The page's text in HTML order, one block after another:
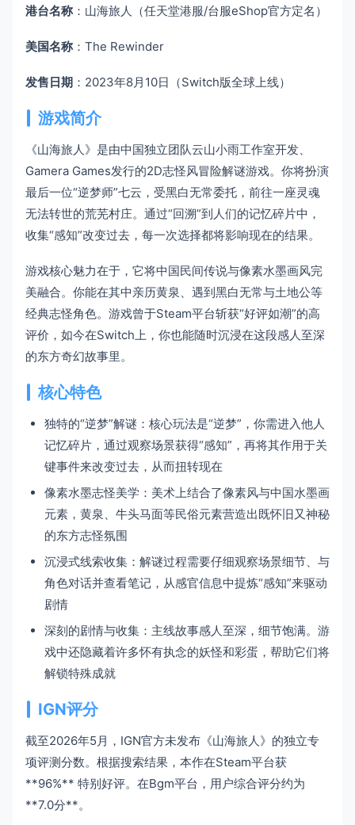
港台名称：山海旅人（任天堂港服/台服eShop官方定名）
美国名称：The Rewinder
发售日期 ：2023年8月10日（Switch版全球上线）
游戏简介
《山海旅人》是由中国独立团队云山小雨工作室开发、
Gamera Games发行的2D志怪风冒险解谜游戏。你将扮演
最后一位“逆梦师”七云，受黑白无常委托，前往一座灵魂
无法转世的荒芜村庄。通过“回溯”到人们的记忆碎片中，
收集“感知”改变过去，每一次选择都将影响现在的结果。
游戏核心魅力在于，它将中国民间传说与像素水墨画风完
美融合。你能在其中亲历黄泉、遇到黑白无常与土地公等
经典志怪角色。游戏曾于Steam平台斩获“好评如潮”的高
评价，如今在Switch上，你也能随时沉浸在这段感人至深
的东方奇幻故事里。
核心特色
独特的“逆梦”解谜：核心玩法是“逆梦”，你需进入他人
记忆碎片，通过观察场景获得“感知”，再将其作用于关
键事件来改变过去，从而扭转现在
像素水墨志怪美学：美术上结合了像素风与中国水墨画
元素，黄泉、牛头马面等民俗元素营造出既怀旧又神秘
的东方志怪氛围
沉浸式线索收集：解谜过程需要仔细观察场景细节、与
角色对话并查看笔记，从感官信息中提炼“感知”来驱动
剧情
深刻的剧情与收集：主线故事感人至深，细节饱满。游
戏中还隐藏着许多怀有执念的妖怪和彩蛋，帮助它们将
解锁特殊成就
IGN评分
截至2026年5月，IGN官方未发布《山海旅人》的独立专
项评测分数。根据搜索结果，本作在Steam平台获
**96%** 特别好评。在Bgm平台，用户综合评分约为
**7.0分**。